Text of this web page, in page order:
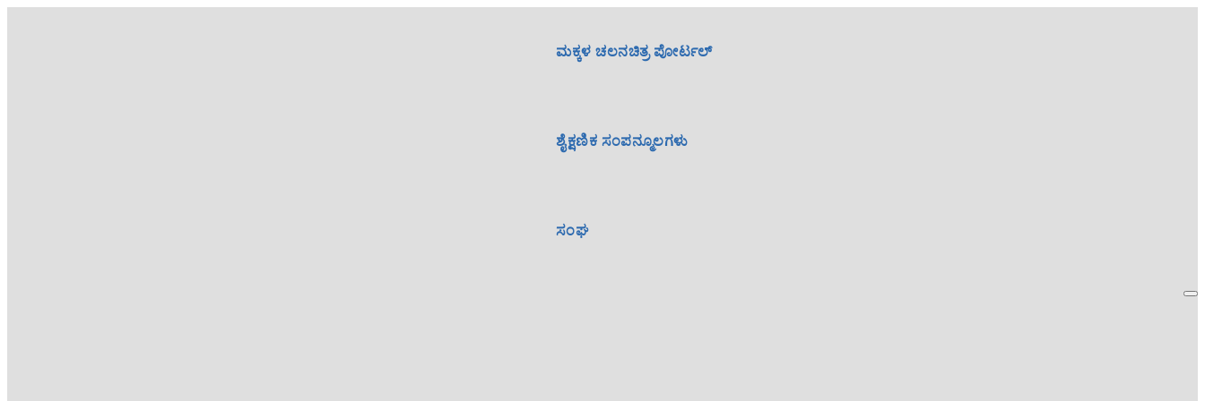
ಮಕ್ಕಳ ಚಲನಚಿತ್ರ ಪೋರ್ಟಲ್
ಶೈಕ್ಷಣಿಕ ಸಂಪನ್ಮೂಲಗಳು
ಸಂಘ